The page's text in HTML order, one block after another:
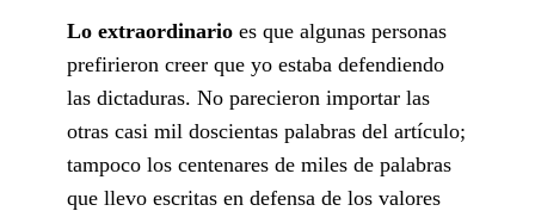
Lo extraordinario es que algunas personas
prefirieron creer que yo estaba defendiendo
las dictaduras. No parecieron importar las
otras casi mil doscientas palabras del artículo;
tampoco los centenares de miles de palabras
que llevo escritas en defensa de los valores